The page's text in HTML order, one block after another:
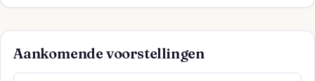
Aankomende voorstellingen